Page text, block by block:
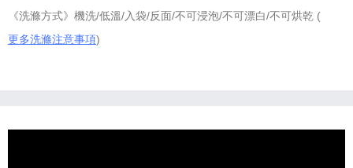
《洗滌方式》機洗/低溫/入袋/反面/不可浸泡/不可漂白/不可烘乾 (
更多洗滌注意事項)